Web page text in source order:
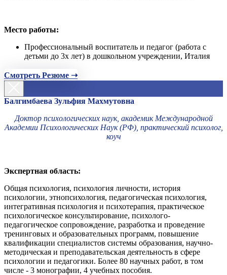
Место работы:
Профессиональный воспитатель и педагог (работа с
детьми до 3х лет) в дошкольном учреждении, Италия
Смотреть Резюме ➝
Балгимбаева Зульфия Махмутовна
Доктор психологических наук, академик Международной
Академии Психологических Наук (РФ), практический психолог,
коуч
Экспертная область:
Общая психология, психология личности, история
психологии, этнопсихология, педагогическая психология,
интегративная психология и психотерапия, практическое
психологическое консультирование, психолого-
педагогическое сопровождение, разработка и проведение
тренинговых и образовательных программ, повышение
квалификации специалистов системы образования, научно-
методическая и преподавательская деятельность в сфере
психологии и педагогики. Более 80 научных работ, в том
числе - 3 монографии, 4 учебных пособия.